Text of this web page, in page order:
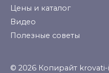
Цены и каталог
Видео
Полезные советы
© 2026 Копирайт